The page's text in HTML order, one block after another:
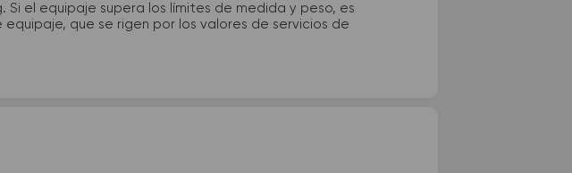
Si el equipaje supera los límites de medida y peso, es
que se rigen por los valores de servicios de